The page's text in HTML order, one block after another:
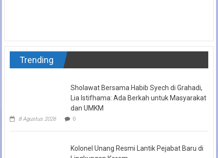
Trending
Sholawat Bersama Habib Syech di Grahadi,
Lia Istifhama: Ada Berkah untuk Masyarakat
dan UMKM
8 Agustus 2026 0
Kolonel Unang Resmi Lantik Pejabat Baru di